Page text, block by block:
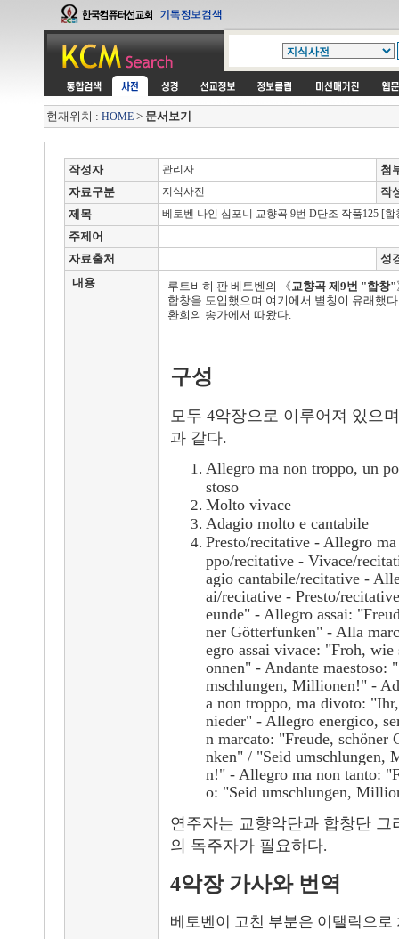
현재위치 : HOME > 문서보기
작성자 관리자
첨
자료구분
지식사전
작
제목
베토벤 나인 심포니 교향곡 9번 D단조 작품125 [합
주제어
자료출처
성
내용
루트비히 판 베토벤의 《교향곡 제9번 "합창"
합창을 도입했으며 여기에서 별칭이 유래했
환희의 송가에서 따왔다.
구성
모두 4악장으로 이루어져 있으
과 같다.
Allegro ma non troppo, un
stoso
Molto vivace
Adagio molto e cantabile
Presto/recitative - Allegro
ppo/recitative - Vivace/
agio cantabile/recitative -
ai/recitative - Presto/
eunde" - Allegro assai:
ner Götterfunken" - Alla
egro assai vivace: "Froh, wie
onnen" - Andante maestoso:
mschlungen, Millionen!" -
a non troppo, ma divoto:
nieder" - Allegro energico,
n marcato: "Freude, schöner
nken" / "Seid umschlungen,
n!" - Allegro ma non tanto:
o: "Seid umschlungen,
연주자는 교향악단과 합창단그
의 독주자가 필요하다.
4악장 가사와 번역
베토벤이 고친 부분은 이탤릭으로